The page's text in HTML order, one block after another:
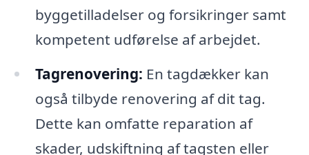
byggetilladelser og forsikringer samt
kompetent udførelse af arbejdet.
Tagrenovering: En tagdækker kan
også tilbyde renovering af dit tag.
Dette kan omfatte reparation af
skader, udskiftning af tagsten eller